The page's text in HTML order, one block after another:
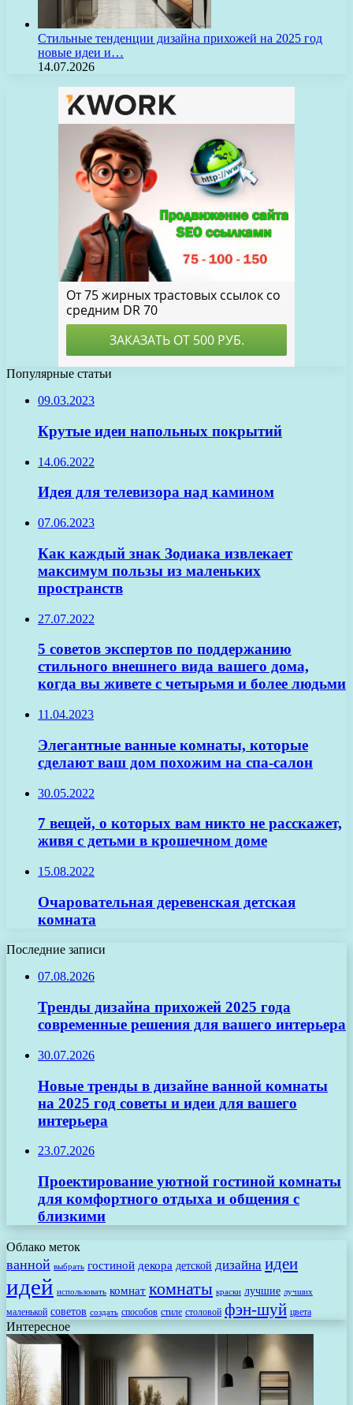
Стильные тенденции дизайна прихожей на 2025 год
новые идеи и…
14.07.2026
Популярные статьи
09.03.2023
Крутые идеи напольных покрытий
14.06.2022
Идея для телевизора над камином
07.06.2023
Как каждый знак Зодиака извлекает
максимум пользы из маленьких
пространств
27.07.2022
5 советов экспертов по поддержанию
стильного внешнего вида вашего дома,
когда вы живете с четырьмя и более людьми
11.04.2023
Элегантные ванные комнаты, которые
сделают ваш дом похожим на спа-салон
30.05.2022
7 вещей, о которых вам никто не расскажет,
живя с детьми в крошечном доме
15.08.2022
Очаровательная деревенская детская
комната
Последние записи
07.08.2026
Тренды дизайна прихожей 2025 года
современные решения для вашего интерьера
30.07.2026
Новые тренды в дизайне ванной комнаты
на 2025 год советы и идеи для вашего
интерьера
23.07.2026
Проектирование уютной гостиной комнаты
для комфортного отдыха и общения с
близкими
Облако меток
ванной выбрать гостиной декора детской дизайна идеи
идей использовать комнат комнаты краски лучшие лучших
маленькой советов создать способов стиле столовой фэн-шуй цвета
Интересное